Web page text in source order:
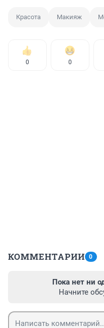
Красота Макияж
0 0
КОММЕНТАРИИ 0
Пока нет ни
Начните